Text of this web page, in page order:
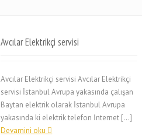
Avcılar Elektrikçi servisi
Avcılar Elektrikçi servisi Avcılar Elektrikçi
servisi İstanbul Avrupa yakasında çalışan
Baytan elektrik olarak İstanbul Avrupa
yakasında ki elektrik telefon İnternet […]
Devamini oku